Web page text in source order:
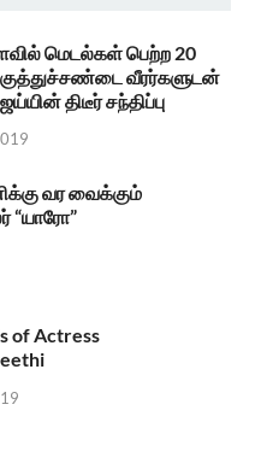
மெடல்கள் பெற்ற 20
குத்துச்சண்டை வீரர்களுடன்
திடீர் சந்திப்பு
வர வைக்கும்
“யாரோ”
of Actress